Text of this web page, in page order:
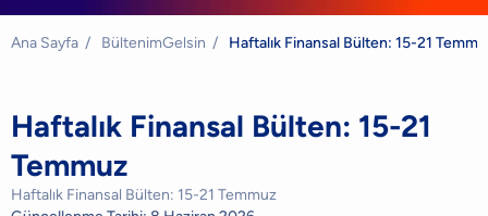
Ana Sayfa / BültenimGelsin / Haftalık Finansal Bülten: 15-21
Haftalık Finansal Bülten: 15-21
Temmuz
Haftalık Finansal Bülten: 15-21 Temmuz